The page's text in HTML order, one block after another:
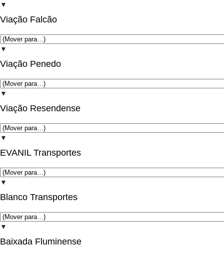
▼
Viação Falcão
▼
Viação Penedo
▼
Viação Resendense
▼
EVANIL Transportes
▼
Blanco Transportes
▼
Baixada Fluminense